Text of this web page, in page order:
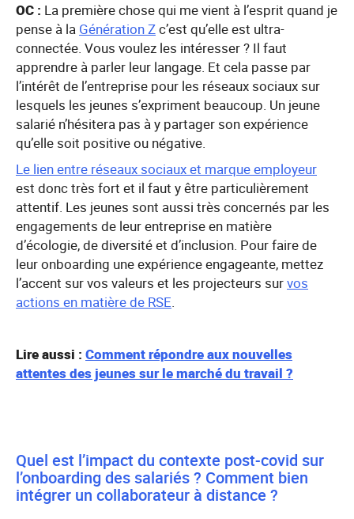
OC : La première chose qui me vient à l’esprit quand je
pense à la Génération Zc’est qu’elle est ultra-
connectée. Vous voulez les intéresser ? Il faut
apprendre à parler leur langage. Et cela passe par
l’intérêt de l’entreprise pour les réseaux sociaux sur
lesquels les jeunes s’expriment beaucoup. Un jeune
salarié n’hésitera pas à y partager son expérience
qu’elle soit positive ou négative.
Le lien entre réseaux sociaux et marque employeur
est donc très fort et il faut y être particulièrement
attentif. Les jeunes sont aussi très concernés par les
engagements de leur entreprise en matière
d’écologie, de diversité et d’inclusion. Pour faire de
leur onboarding une expérience engageante, mettez
l’accent sur vos valeurs et les projecteurs survos
actions en matière de RSE.
Lire aussi : Comment répondre aux nouvelles
attentes des jeunes sur le marché du travail ?
Quel est l’impact du contexte post-covid sur
l’onboarding des salariés ? Comment bien
intégrer un collaborateur à distance ?